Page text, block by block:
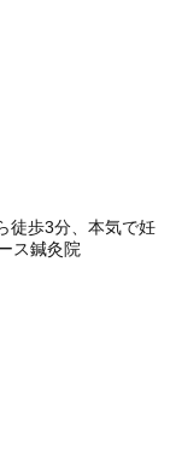
徒歩3分、本気で妊
ス鍼灸院